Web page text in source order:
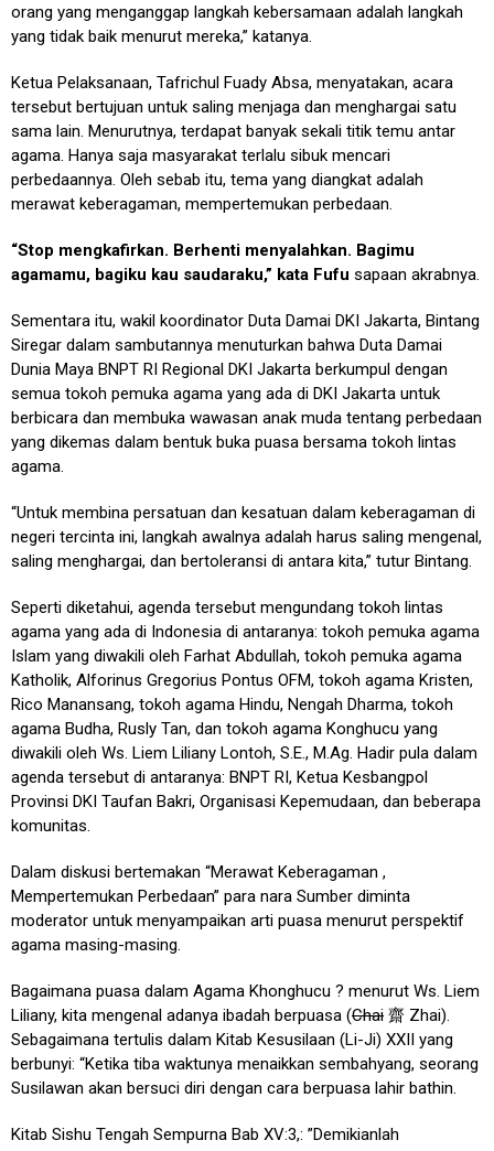
orang yang menganggap langkah kebersamaan adalah langkah
yang tidak baik menurut mereka,” katanya.
Ketua Pelaksanaan, Tafrichul Fuady Absa, menyatakan, acara
tersebut bertujuan untuk saling menjaga dan menghargai satu
sama lain. Menurutnya, terdapat banyak sekali titik temu antar
agama. Hanya saja masyarakat terlalu sibuk mencari
perbedaannya. Oleh sebab itu, tema yang diangkat adalah
merawat keberagaman, mempertemukan perbedaan.
“Stop mengkafirkan. Berhenti menyalahkan. Bagimu
agamamu, bagiku kau saudaraku,” kata Fufu sapaan akrabnya.
Sementara itu, wakil koordinator Duta Damai DKI Jakarta, Bintang
Siregar dalam sambutannya menuturkan bahwa Duta Damai
Dunia Maya BNPT RI Regional DKI Jakarta berkumpul dengan
semua tokoh pemuka agama yang ada di DKI Jakarta untuk
berbicara dan membuka wawasan anak muda tentang perbedaan
yang dikemas dalam bentuk buka puasa bersama tokoh lintas
agama.
“Untuk membina persatuan dan kesatuan dalam keberagaman di
negeri tercinta ini, langkah awalnya adalah harus saling mengenal,
saling menghargai, dan bertoleransi di antara kita,” tutur Bintang.
Seperti diketahui, agenda tersebut mengundang tokoh lintas
agama yang ada di Indonesia di antaranya: tokoh pemuka agama
Islam yang diwakili oleh Farhat Abdullah, tokoh pemuka agama
Katholik, Alforinus Gregorius Pontus OFM, tokoh agama Kristen,
Rico Manansang, tokoh agama Hindu, Nengah Dharma, tokoh
agama Budha, Rusly Tan, dan tokoh agama Konghucu yang
diwakili oleh Ws. Liem Liliany Lontoh, S.E., M.Ag. Hadir pula dalam
agenda tersebut di antaranya: BNPT RI, Ketua Kesbangpol
Provinsi DKI Taufan Bakri, Organisasi Kepemudaan, dan beberapa
komunitas.
Dalam diskusi bertemakan “Merawat Keberagaman ,
Mempertemukan Perbedaan” para nara Sumber diminta
moderator untuk menyampaikan arti puasa menurut perspektif
agama masing-masing.
Bagaimana puasa dalam Agama Khonghucu ? menurut Ws. Liem
Liliany, kita mengenal adanya ibadah berpuasa (Chai 齋 Zhai).
Sebagaimana tertulis dalam Kitab Kesusilaan (Li-Ji) XXII yang
berbunyi: “Ketika tiba waktunya menaikkan sembahyang, seorang
Susilawan akan bersuci diri dengan cara berpuasa lahir bathin.
Kitab Sishu Tengah Sempurna Bab XV:3,: ”Demikianlah